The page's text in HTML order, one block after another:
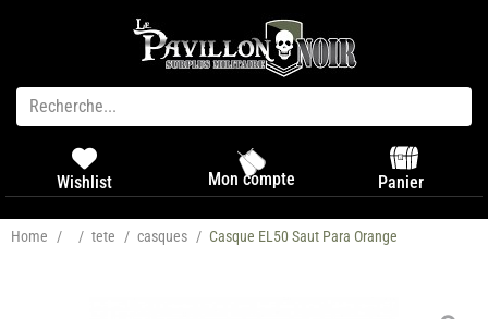
Wishlist Mon compte Panier
Home / / tete / casques / Casque EL50 Saut Para Orange